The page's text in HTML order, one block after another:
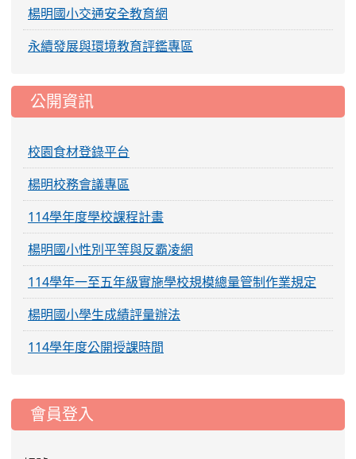
楊明國小交通安全教育網
永續發展與環境教育評鑑專區
公開資訊
校園食材登錄平台
楊明校務會議專區
114學年度學校課程計畫
楊明國小性別平等與反霸凌網
114學年一至五年級實施學校規模總量管制作業規定
楊明國小學生成績評量辦法
114學年度公開授課時間
::: 會員登入